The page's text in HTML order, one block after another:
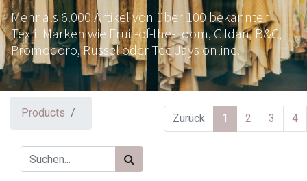
Mehr als 6.000 Artikel von über 100 bekannten
Textil Marken wie Fruit-of-the-Loom, Gildan, B&C,
Promodoro, Russel oder Tee Jays online.
Products Zurück 1 2 3 4